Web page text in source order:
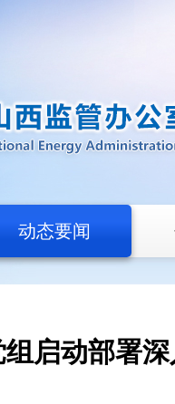
动态要闻
启动部署